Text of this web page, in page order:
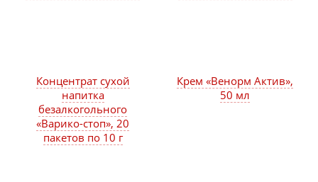
Концентрат сухой
напитка
безалкогольного
«Варико-стоп», 20
пакетов по 10 г
Крем «Венорм Актив»,
50 мл